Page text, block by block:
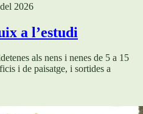
2026
a l’estudi
als nens i nenes de 5 a 15
i de paisatge, i sortides a